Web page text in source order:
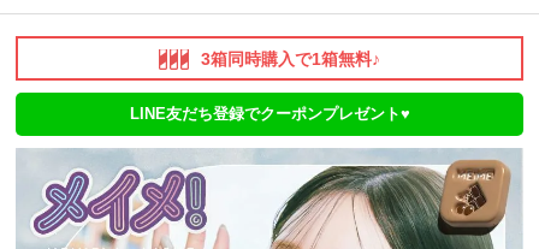
3箱同時購入で1箱無料♪
LINE友だち登録でクーポンプレゼント♥